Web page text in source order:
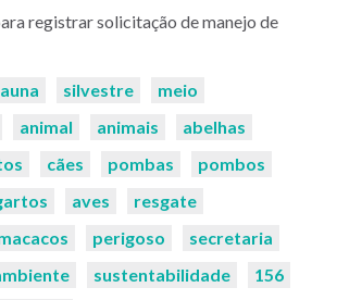
registrar solicitação de manejo de
silvestre
meio
animal animais
abelhas
cães pombas
pombos
aves
resgate
perigoso
secretaria
sustentabilidade
156